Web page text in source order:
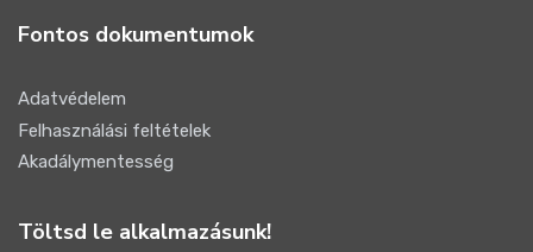
Fontos dokumentumok
Adatvédelem
Felhasználási feltételek
Akadálymentesség
Töltsd le alkalmazásunk!